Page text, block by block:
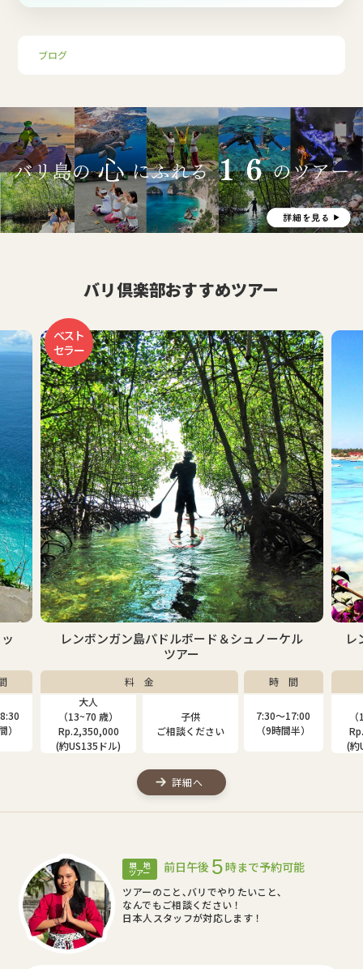
ブログ
バリ倶楽部おすすめツアー
ベスト
セラー
レンボンガン島パドルボード＆シュノーケル
（13~70 歳）
Rp.2,350,000
(約US135ドル)
ご相談ください
7:30〜17:00
（9時間半）
詳細へ
レンボン
（13~80 歳
(約US115ド
現 地
ツアー 前日午後 5時まで予約可能
ツアーのこと､バリでやりたいこと､
なんでもご相談ください！
日本人スタッフが対応します！